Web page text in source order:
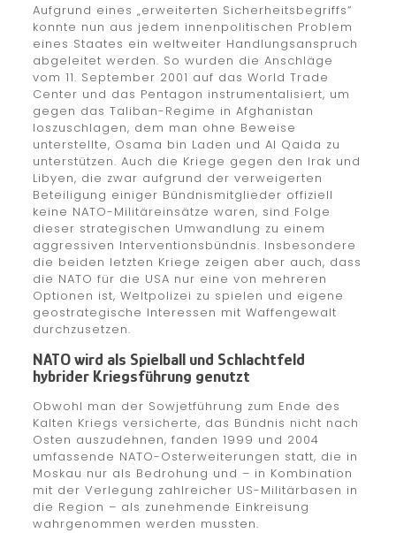
Aufgrund eines „erweiterten Sicherheitsbegriffs“
konnte nun aus jedem innenpolitischen Problem
eines Staates ein weltweiter Handlungsanspruch
abgeleitet werden. So wurden die Anschläge
vom 11. September 2001 auf das World Trade
Center und das Pentagon instrumentalisiert, um
gegen das Taliban-Regime in Afghanistan
loszuschlagen, dem man ohne Beweise
unterstellte, Osama bin Laden und Al Qaida zu
unterstützen. Auch die Kriege gegen den Irak und
Libyen, die zwar aufgrund der verweigerten
Beteiligung einiger Bündnismitglieder offiziell
keine NATO-Militäreinsätze waren, sind Folge
dieser strategischen Umwandlung zu einem
aggressiven Interventionsbündnis. Insbesondere
die beiden letzten Kriege zeigen aber auch, dass
die NATO für die USA nur eine von mehreren
Optionen ist, Weltpolizei zu spielen und eigene
geostrategische Interessen mit Waffengewalt
durchzusetzen.
NATO wird als Spielball und Schlachtfeld
hybrider Kriegsführung genutzt
Obwohl man der Sowjetführung zum Ende des
Kalten Kriegs versicherte, das Bündnis nicht nach
Osten auszudehnen, fanden 1999 und 2004
umfassende NATO-Osterweiterungen statt, die in
Moskau nur als Bedrohung und – in Kombination
mit der Verlegung zahlreicher US-Militärbasen in
die Region – als zunehmende Einkreisung
wahrgenommen werden mussten.